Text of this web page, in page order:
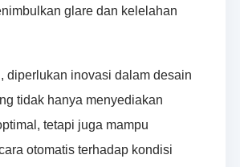
glare dan kelelahan
diperlukan inovasi dalam desain
tidak hanya menyediakan
tetapi juga mampu
otomatis terhadap kondisi